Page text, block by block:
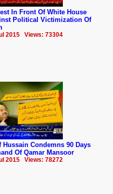
In Front Of White House
Political Victimization Of
2015 Views: 73304
Hussain Condemns 90 Days
Of Qamar Mansoor
2015 Views: 78272